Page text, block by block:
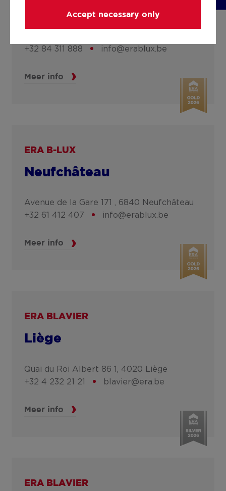
+32 84 311 888
info@erablux.be
Meer info
ERA B-LUX
Neufchâteau
Avenue de la Gare 171 , 6840 Neufchâteau
+32 61 412 407
info@erablux.be
Meer info
ERA BLAVIER
Liège
Quai du Roi Albert 86 1, 4020
Liège
+32 4 232 21 21
blavier@era.be
Meer info
ERA BLAVIER
Accept necessary only